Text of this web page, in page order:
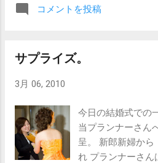
互いの数珠を受け
答えを知らないの
聞いてみよう。
コメントを投稿
サプライズ。
3月 06, 2010
今日の結婚式での
当プランナーさん
呈。 新郎新婦から
れ プランナーさん